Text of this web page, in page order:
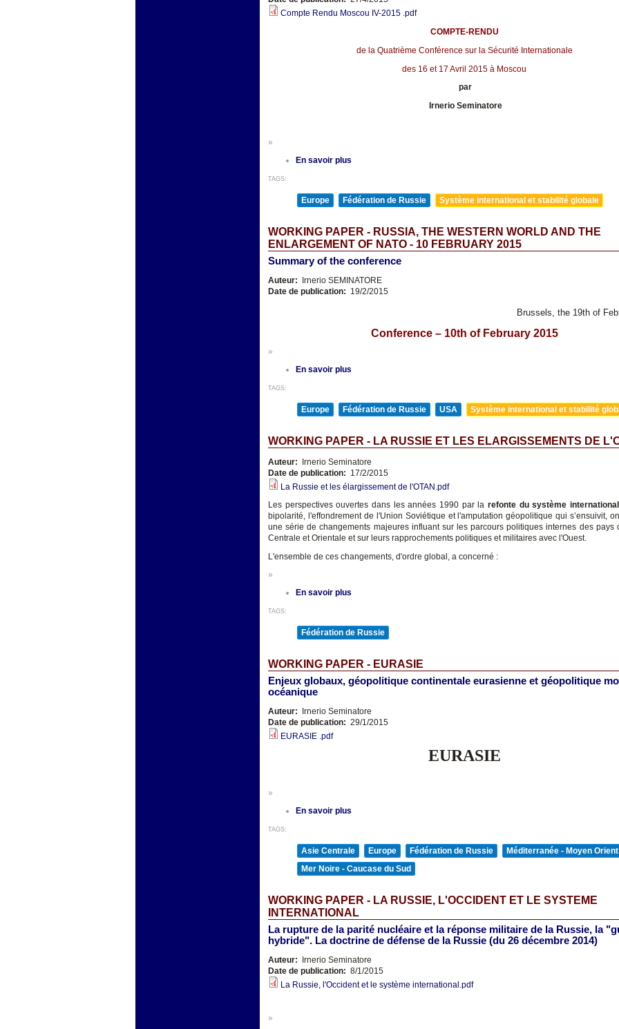
Compte Rendu Moscou IV-2015 .pdf
COMPTE-RENDU
de la Quatrième Conférence sur la Sécurité Internationale
des 16 et 17 Avril 2015 à Moscou
par
Irnerio Seminatore
»
En savoir plus
TAGS:
Europe Fédération de Russie Système international et stabilité globale
WORKING PAPER - RUSSIA, THE WESTERN WORLD AND THE
ENLARGEMENT OF NATO - 10 FEBRUARY 2015
Summary of the conference
Auteur: Irnerio SEMINATORE
Date de publication: 19/2/2015
Brussels, the 19th of
Conference – 10th of February 2015
»
En savoir plus
TAGS:
Europe Fédération de Russie USA Système international et stabilité
WORKING PAPER - LA RUSSIE ET LES ELARGISSEMENTS DE
Auteur: Irnerio Seminatore
Date de publication: 17/2/2015
La Russie et les élargissement de l'OTAN.pdf
Les perspectives ouvertes dans les années 1990 par la refonte du système international
bipolarité, l'effondrement de l'Union Soviétique et l'amputation géopolitique qui s’ensuivit,
une série de changements majeures influant sur les parcours politiques internes des pays
Centrale et Orientale et sur leurs rapprochements politiques et militaires avec l'Ouest.
L'ensemble de ces changements, d'ordre global, a concerné :
»
En savoir plus
TAGS:
Fédération de Russie
WORKING PAPER - EURASIE
Enjeux globaux, géopolitique continentale eurasienne et géopolitique
océanique
Auteur:
Irnerio Seminatore
Date de publication: 29/1/2015
EURASIE .pdf
EURASIE
»
En savoir plus
TAGS:
Asie Centrale Europe Fédération de Russie
Méditerranée - Moyen Orient
Mer Noire - Caucase du Sud
WORKING PAPER - LA RUSSIE, L'OCCIDENT ET LE SYSTEME
INTERNATIONAL
La rupture de la parité nucléaire et la réponse militaire de la Russie, la
hybride". La doctrine de défense de la Russie (du 26 décembre 2014)
Auteur: Irnerio Seminatore
Date de publication: 8/1/2015
La Russie, l'Occident et le système international.pdf
»